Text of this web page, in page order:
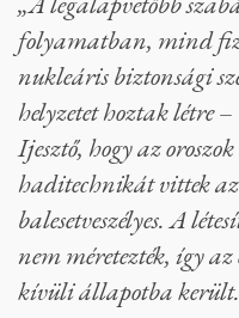
Enerhodar oroszbarát
irányítás alá került
Fotó: Andrey Borodulin / AFP